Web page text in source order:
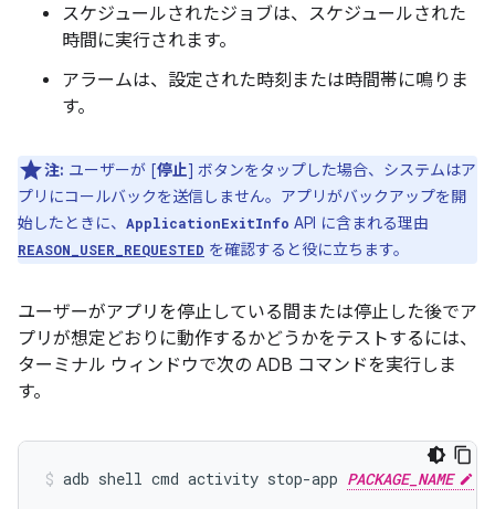
スケジュールされたジョブは、スケジュールされた
時間に実行されます。
アラームは、設定された時刻または時間帯に鳴りま
す。
注: ユーザーが [停止] ボタンをタップした場合、システムはア
プリにコールバックを送信しません。アプリがバックアップを開
始したときに、 ApplicationExitInfo API に含まれる理由
REASON_USER_REQUESTED を確認すると役に立ちます。
ユーザーがアプリを停止している間または停止した後でア
プリが想定どおりに動作するかどうかをテストするには、
ターミナル ウィンドウで次の ADB コマンドを実行しま
す。
adb shell cmd activity stop-app PACKAGE_NAME